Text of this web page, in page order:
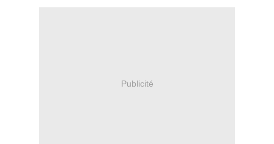
Publicité